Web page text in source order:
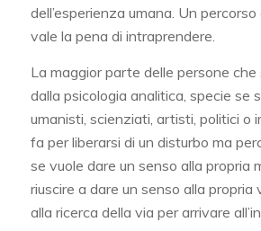
dell’esperienza umana. Un
vale la pena di intraprendere.
La maggior parte delle persone
dalla psicologia analitica, specie se
umanisti, scienziati, artisti, politici o
fa per liberarsi di un disturbo ma
se vuole dare un senso alla propria
riuscire a dare un senso alla propria
alla ricerca della via per arrivare